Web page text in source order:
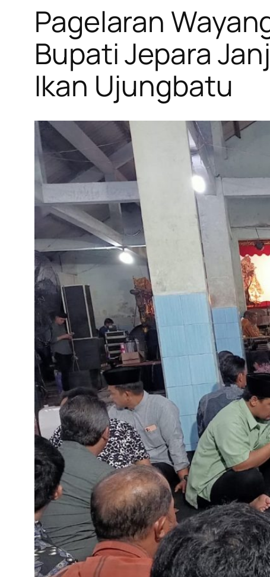
Pagelaran
Bupati Jepara
Ikan Ujungbatu